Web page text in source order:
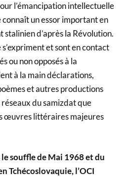
l’émancipation intellectuelle
un essor important en
stalinien d’après la Révolution.
s’expriment et sont en contact
ou non opposés à la
à la main déclarations,
et autres productions
du samizdat que
œuvres littéraires majeures
souffle de Mai 1968 et du
Tchécoslovaquie, l’OCI